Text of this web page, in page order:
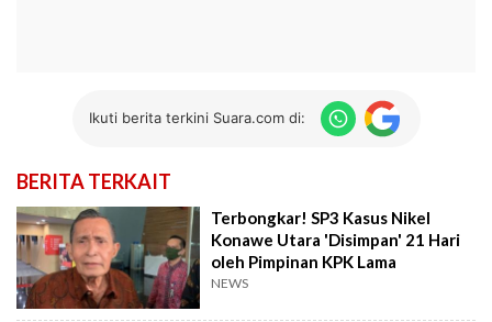
Ikuti berita terkini Suara.com di:
BERITA TERKAIT
Terbongkar! SP3 Kasus Nikel
Konawe Utara 'Disimpan' 21 Hari
oleh Pimpinan KPK Lama
NEWS